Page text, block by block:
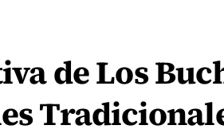
de Los